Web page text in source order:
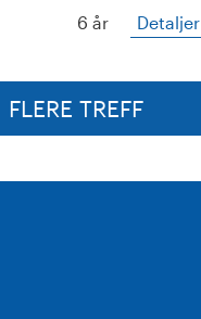
6 år
Detaljer
FLERE TREFF